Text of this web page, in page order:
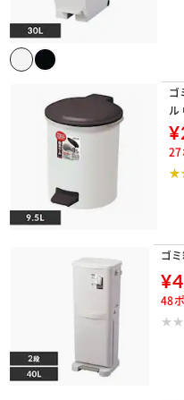
ゴ
ル
ゴ
48